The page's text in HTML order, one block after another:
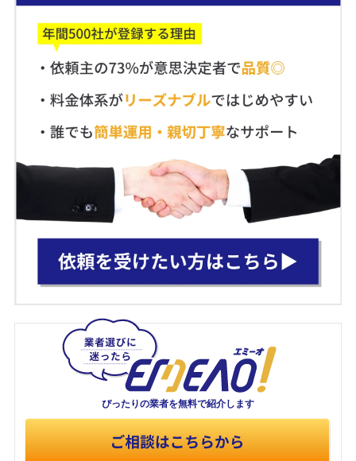
ぴったりの業者を無料で紹介します